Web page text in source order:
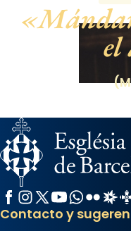
el
Facebook
Instagram
X / Twitter
YouTube
WhatsApp
Flickr
Contacto y